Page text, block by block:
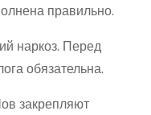
правильно.
наркоз. Перед
обязательна.
закрепляют